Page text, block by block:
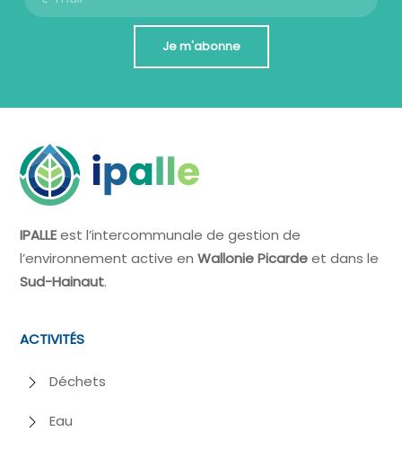
Je m'abonne
IPALLEest l’intercommunale de gestion de
l’environnement active enWallonie Picardeet dans le
Sud-Hainaut.
ACTIVITÉS
Déchets
Eau